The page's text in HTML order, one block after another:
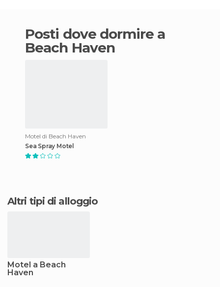
Posti dove dormire a
Beach Haven
Motel di Beach Haven
Sea Spray Motel
Altri tipi di alloggio
Motel a Beach
Haven